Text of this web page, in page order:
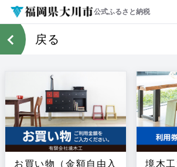
公式ふるさと納税
戻る
お買い物（金額自由入
境木